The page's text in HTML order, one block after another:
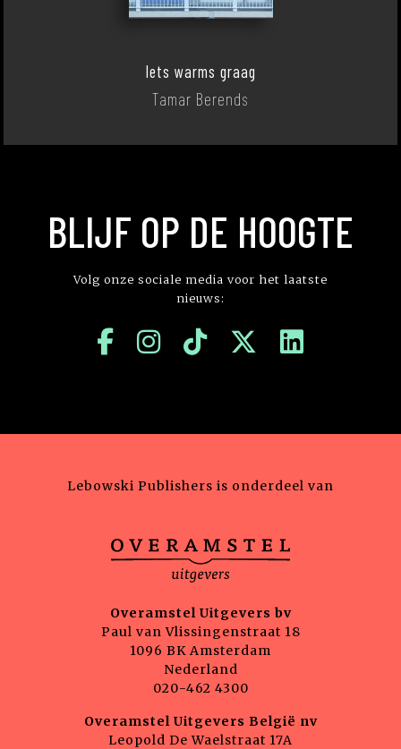
Iets warms graag
Tamar Berends
BLIJF OP DE HOOGTE
Volg onze sociale media voor het laatste
nieuws:
Lebowski Publishers is onderdeel van
Overamstel Uitgevers bv
Paul van Vlissingenstraat 18
1096 BK Amsterdam
Nederland
020-462 4300
Overamstel Uitgevers België nv
Leopold De Waelstraat 17A